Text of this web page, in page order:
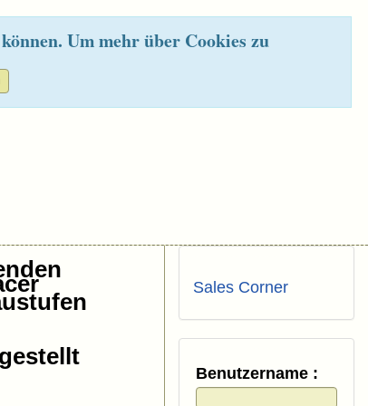
Um mehr über Cookies zu
Sales Corner
Benutzername :